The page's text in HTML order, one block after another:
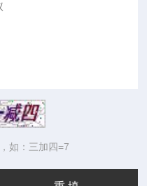
如：三加四=7